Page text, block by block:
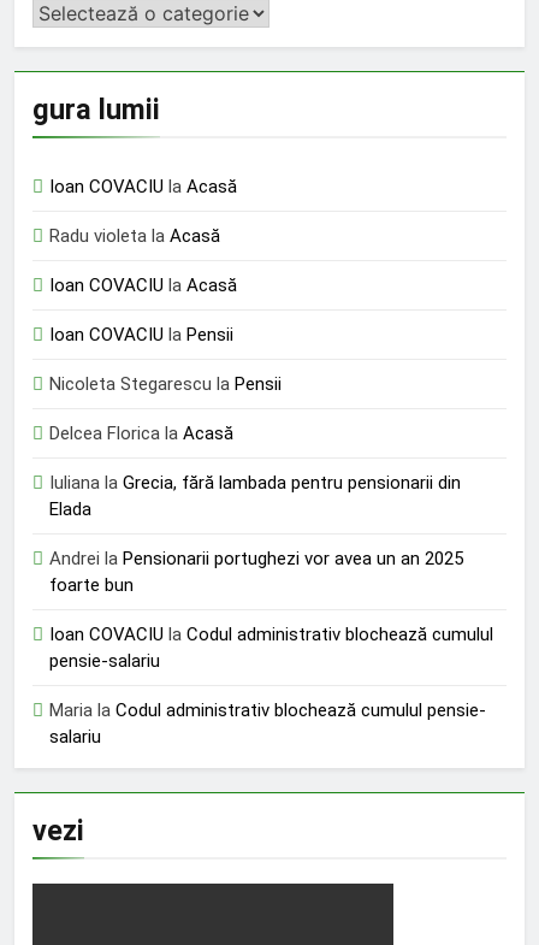
REPERE
gura lumii
Ioan COVACIU la Acasă
Radu violeta la Acasă
Ioan COVACIU la Acasă
Ioan COVACIU la Pensii
Nicoleta Stegarescu la Pensii
Delcea Florica la Acasă
Iuliana la Grecia, fără lambada pentru pensionarii din
Elada
Andrei la Pensionarii portughezi vor avea un an 2025
foarte bun
Ioan COVACIU la Codul administrativ blochează cumulul
pensie-salariu
Maria la Codul administrativ blochează cumulul pensie-
salariu
vezi